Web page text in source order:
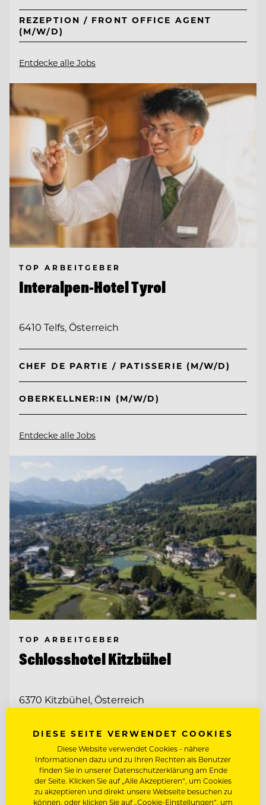
REZEPTION / FRONT OFFICE AGENT
(M/W/D)
Entdecke alle Jobs
TOP ARBEITGEBER
Interalpen-Hotel Tyrol
6410 Telfs, Österreich
CHEF DE PARTIE / PATISSERIE (M/W/D)
OBERKELLNER:IN (M/W/D)
Entdecke alle Jobs
TOP ARBEITGEBER
Schlosshotel Kitzbühel
6370 Kitzbühel, Österreich
F&B CONTROLLER (M/W/D)
Entdecke alle Jobs
DIESE SEITE VERWENDET COOKIES
Diese Website verwendet Cookies - nähere
Informationen dazu und zu Ihren Rechten als Benutzer
finden Sie in unserer Datenschutzerklärung am Ende
der Seite. Klicken Sie auf „Alle Akzeptieren“, um Cookies
zu akzeptieren und direkt unsere Webseite besuchen zu
können, oder klicken Sie auf „Cookie-Einstellungen“, um